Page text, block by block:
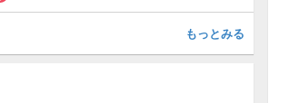
もっとみる